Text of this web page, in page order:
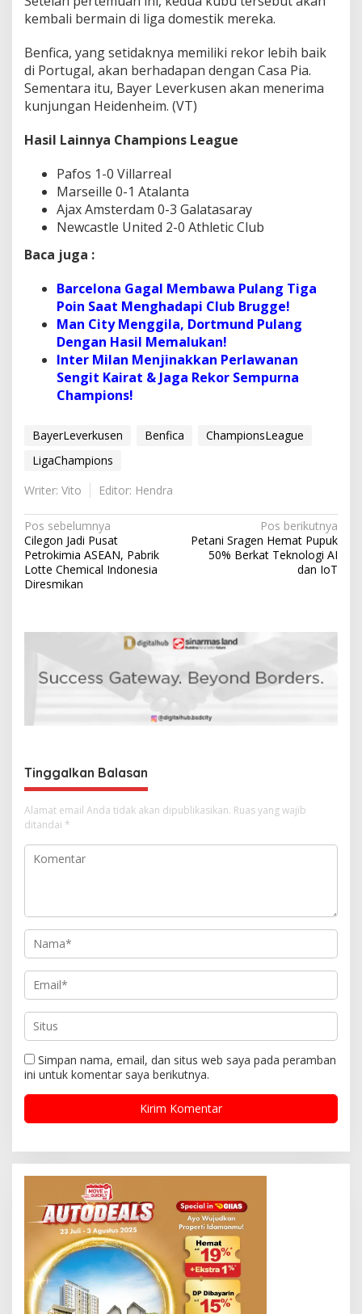
kembali bermain di liga domestik mereka.
Benfica, yang setidaknya memiliki rekor lebih baik
di Portugal, akan berhadapan dengan Casa Pia.
Sementara itu, Bayer Leverkusen akan menerima
kunjungan Heidenheim. (VT)
Hasil Lainnya Champions League
Pafos 1-0 Villarreal
Marseille 0-1 Atalanta
Ajax Amsterdam 0-3 Galatasaray
Newcastle United 2-0 Athletic Club
Baca juga :
Barcelona Gagal Membawa Pulang Tiga
Poin Saat Menghadapi Club Brugge!
Man City Menggila, Dortmund Pulang
Dengan Hasil Memalukan!
Inter Milan Menjinakkan Perlawanan
Sengit Kairat & Jaga Rekor Sempurna
Champions!
BayerLeverkusen Benfica
ChampionsLeague
LigaChampions
Writer: Vito
Editor: Hendra
N
a
v
i
o
Pos sebelumnya
Cilegon Jadi Pusat
Petrokimia ASEAN, Pabrik
Lotte Chemical Indonesia
Diresmikan
Pos berikutnya
Petani Sragen Hemat Pupuk
50% Berkat Teknologi AI
dan IoT
Tinggalkan Balasan
Alamat email Anda tidak akan dipublikasikan. Ruas yang wajib
ditandai *
Simpan nama, email, dan situs web saya pada peramban
ini untuk komentar saya berikutnya.